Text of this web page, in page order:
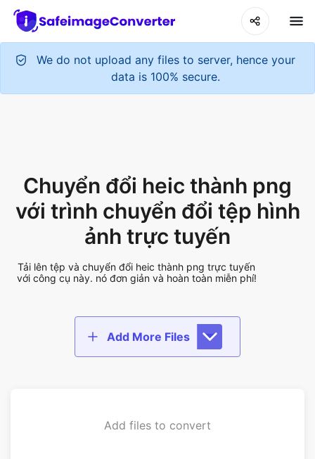
We do not upload any files to server, hence your
data is 100% secure.
ảnh trực tuyến
Tải lên tệp và chuyển đổi heic thành png trực tuyến
với công cụ này. nó đơn giản và hoàn toàn miễn phí!
Add More Files